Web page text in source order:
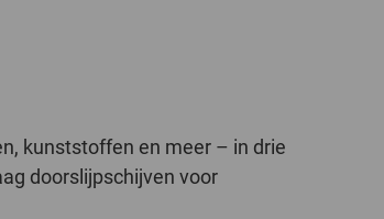
kunststoffen en meer – in drie
doorslijpschijven voor